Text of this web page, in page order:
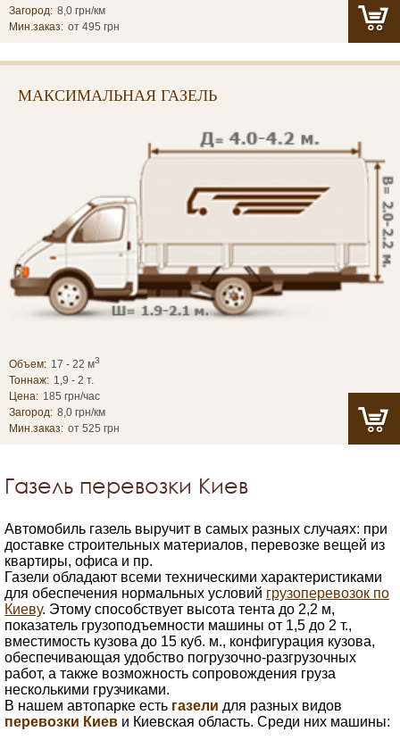
Загород: 8,0 грн/км
Мин.заказ: от 495 грн
МАКСИМАЛЬНАЯ ГАЗЕЛЬ
Объем: 17 - 22 м3
Тоннаж: 1,9 - 2 т.
Цена: 185 грн/час
Загород: 8,0 грн/км
Мин.заказ: от 525 грн
Газель перевозки Киев
Автомобиль газель выручит в самых разных случаях: при
доставке строительных материалов, перевозке вещей из
квартиры, офиса и пр.
Газели обладают всеми техническими характеристиками
для обеспечения нормальных условий грузоперевозок по
Киеву. Этому способствует высота тента до 2,2 м,
показатель грузоподъемности машины от 1,5 до 2 т.,
вместимость кузова до 15 куб. м., конфигурация кузова,
обеспечивающая удобство погрузочно-разгрузочных
работ, а также возможность сопровождения груза
несколькими грузчиками.
В нашем автопарке есть газели для разных видов
перевозки Киев и Киевская область. Среди них машины: